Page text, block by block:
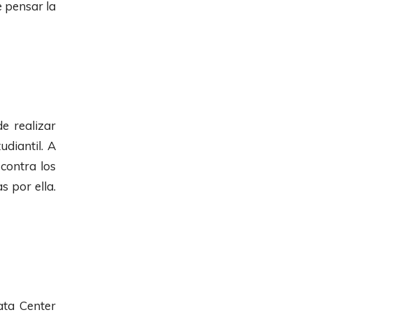
pensar la
realizar
A
los
por ella.
Center